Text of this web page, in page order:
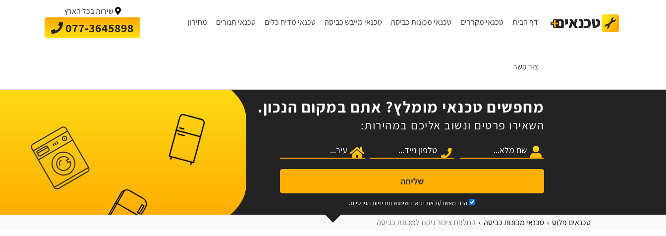
דף הבית טכנאי מקררים טכנאי מכונות כביסה טכנאי מייבש כביסה טכנאי מדיח כלים טכנאי תנורים מחירון
צור קשר
שירות בכל הארץ
077-3645898
מחפשים טכנאי מומלץ? אתם במקום הנכון.
השאירו פרטים ונשוב אליכם במהירות:
שליחה
הנני מאשר/ת את תנאי השימוש ומדיניות הפרטיות.
טכנאים פלוס טכנאי מכונות כביסה החלפת צינור ניקוז למכונת כביסה